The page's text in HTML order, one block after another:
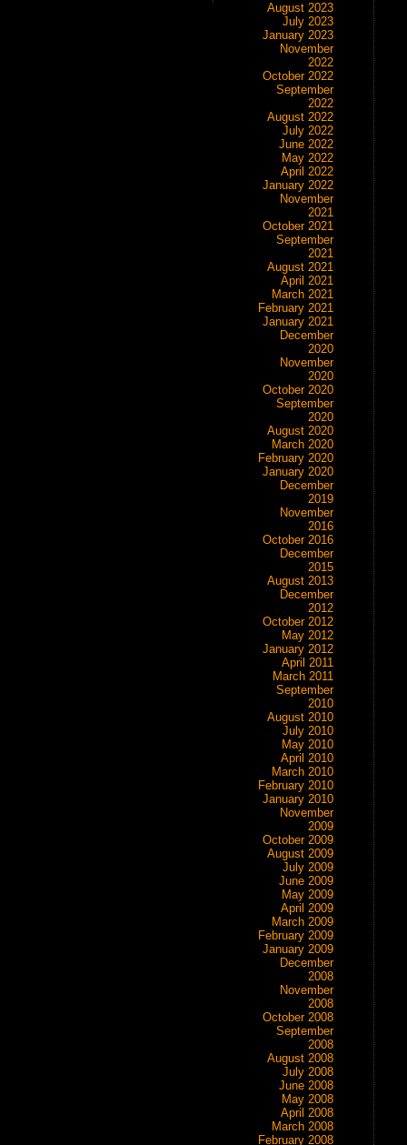
August 2023
July 2023
January 2023
November
2022
October 2022
September
2022
August 2022
July 2022
June 2022
May 2022
April 2022
January 2022
November
2021
October 2021
September
2021
August 2021
April 2021
March 2021
February 2021
January 2021
December
2020
November
2020
October 2020
September
2020
August 2020
March 2020
February 2020
January 2020
December
2019
November
2016
October 2016
December
2015
August 2013
December
2012
October 2012
May 2012
January 2012
April 2011
March 2011
September
2010
August 2010
July 2010
May 2010
April 2010
March 2010
February 2010
January 2010
November
2009
October 2009
August 2009
July 2009
June 2009
May 2009
April 2009
March 2009
February 2009
January 2009
December
2008
November
2008
October 2008
September
2008
August 2008
July 2008
June 2008
May 2008
April 2008
March 2008
February 2008